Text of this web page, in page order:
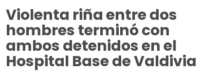
Violenta riña entre dos
hombres terminó con
ambos detenidos en el
Hospital Base de Valdivia